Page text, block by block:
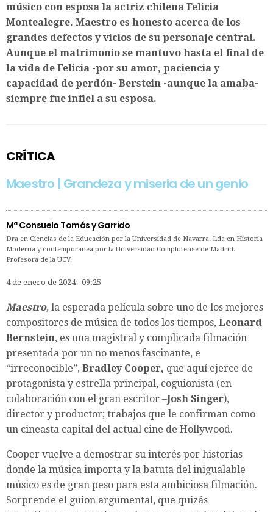
músico con esposa la actriz chilena Felicia
Montealegre. Maestro es honesto acerca de los
grandes defectos y vicios de su personaje central.
Aunque el matrimonio se mantuvo hasta el final de
la vida de Felicia -por su amor, paciencia y
capacidad de perdón- Berstein -aunque la amaba-
siempre fue infiel a su esposa.
CRÍTICA
Maestro | Grandeza y miseria de un genio
Mª Consuelo Tomás y Garrido
Dra en Ciencias de la Educación por la Universidad de Navarra. Lda en Historia
Moderna y contemporanea por la Universidad Complutense de Madrid.
Profesora de la UCV.
4 de enero de 2024 - 09:25
Maestro, la esperada película sobre uno de los mejores
compositores de música de todos los tiempos, Leonard
Bernstein, es una magistral y complicada filmación
presentada por un no menos fascinante, e
“irreconocible”, Bradley Cooper, que aquí ejerce de
protagonista y estrella principal, coguionista (en
colaboración con el gran escritor –Josh Singer),
director y productor; trabajos que le confirman como
un cineasta capital del actual cine de Hollywood.
Cooper vuelve a demostrar su interés por historias
donde la música importa y la batuta del inigualable
músico es de gran peso para esta ambiciosa filmación.
Sorprende el guion argumental, que quizás